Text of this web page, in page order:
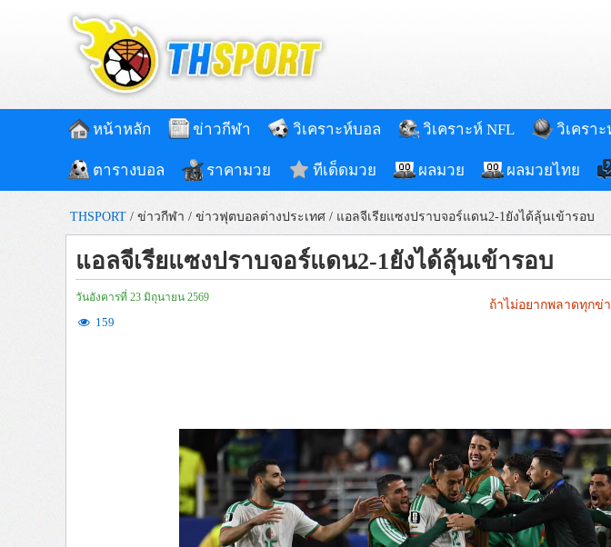
หน้าหลัก ข่าวกีฬา วิเคราะห์บอล วิเคราะห์ NFL วิเครา
ตารางบอล ราคามวย ทีเด็ดมวย ผลมวย ผลมวยไทย
THSPORT / ข่าวกีฬา / ข่าวฟุตบอลต่างประเทศ / แอลจีเรียแซงปราบจอร์แดน2-1ยังได้ลุ้นเข้ารอบ
แอลจีเรียแซงปราบจอร์แดน2-1ยังได้ลุ้นเข้ารอบ
วันอังคารที่ 23 มิถุนายน 2569
159
ถ้าไม่อยากพลาดทุกข่